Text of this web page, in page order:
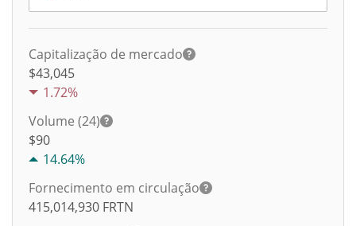
Capitalização de mercado
$43,045
1.72%
Volume (24)
$90
14.64%
Fornecimento em circulação
415,014,930 FRTN